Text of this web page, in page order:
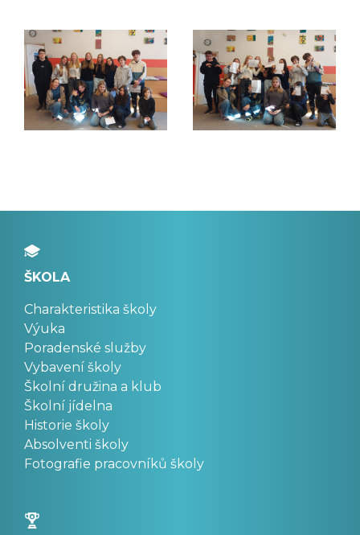
ŠKOLA
Charakteristika školy
Výuka
Poradenské služby
Vybavení školy
Školní družina a klub
Školní jídelna
Historie školy
Absolventi školy
Fotografie pracovníků školy